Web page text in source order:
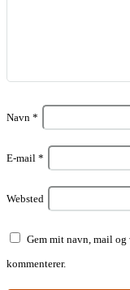
Navn *
E-mail *
Websted
Gem mit navn, mail og
kommenterer.